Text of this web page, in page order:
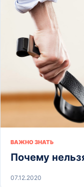
ВАЖНО ЗНАТЬ
Почему
07.12.2020